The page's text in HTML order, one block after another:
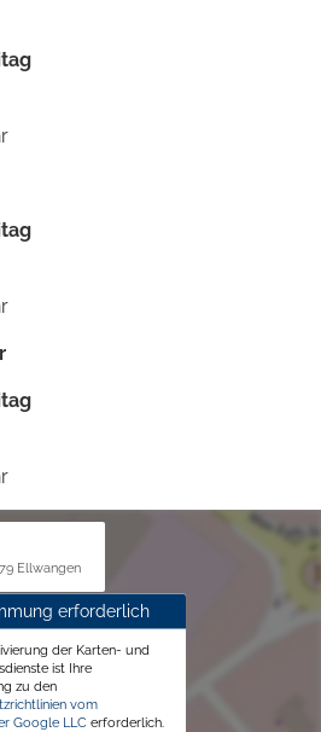
Ellwangen
erforderlich
der Karten- und
ist Ihre
zu den
vom
Google LLC erforderlich.